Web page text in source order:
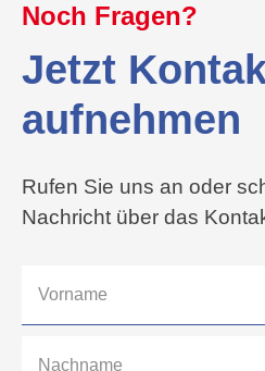
Noch Fragen?
Jetzt
aufnehmen
Rufen Sie uns an oder
Nachricht über das